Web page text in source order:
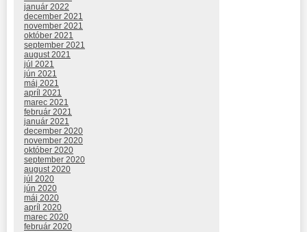
január 2022
december 2021
november 2021
október 2021
september 2021
august 2021
júl 2021
jún 2021
máj 2021
apríl 2021
marec 2021
február 2021
január 2021
december 2020
november 2020
október 2020
september 2020
august 2020
júl 2020
jún 2020
máj 2020
apríl 2020
marec 2020
február 2020